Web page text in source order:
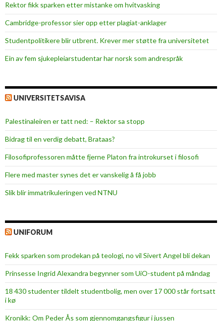
Rektor fikk sparken etter mistanke om hvitvasking
Cambridge-professor sier opp etter plagiat-anklager
Studentpolitikere blir utbrent. Krever mer støtte fra universitetet
Ein av fem sjukepleiar­studentar har norsk som andrespråk
UNIVERSITETSAVISA
Palestinaleiren er tatt ned: – Rektor sa stopp
Bidrag til en verdig debatt, Brataas?
Filosofiprofessoren måtte fjerne Platon fra introkurset i filosofi
Flere med master synes det er vanskelig å få jobb
Slik blir immatrikuleringen ved NTNU
UNIFORUM
Fekk sparken som prodekan på teologi, no vil Sivert Angel bli dekan
Prinsesse Ingrid Alexandra begynner som UiO-student på måndag
18 430 studenter tildelt studentbolig, men over 17 000 står fortsatt
i kø
Kronikk: Om Peder Ås som gjennomgangsfigur i jussen